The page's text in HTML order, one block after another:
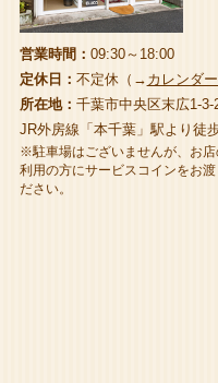
営業時間： 09:30～18:00
定休日： 不定休（→ カレンダ
所在地： 千葉市中央区末広1-3-
JR外房線「本千葉」駅より徒
※駐車場はございませんが、お
利用の方にサービスコインをお
ださい。